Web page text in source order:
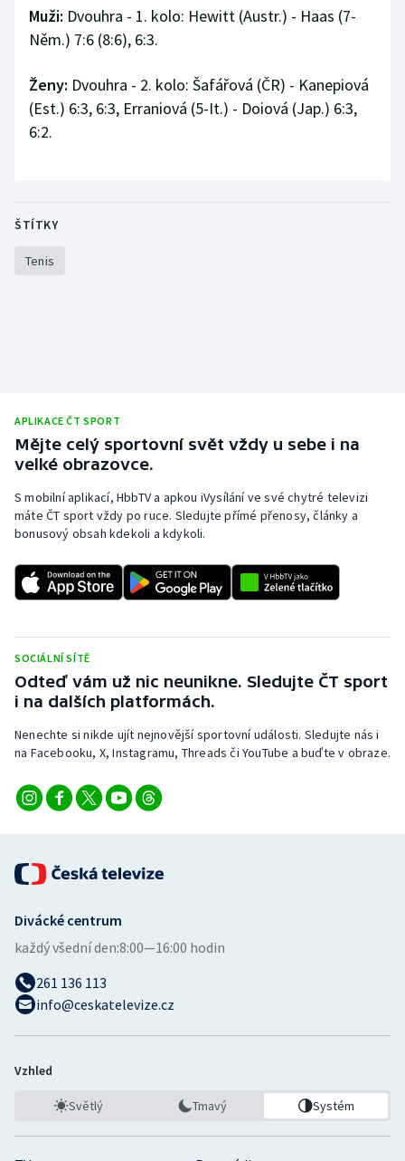
Parasport
Plážový volejbal
Rychlostní kanoistika
Veslování
Vodní slalom
Volejbal
Ostatní
Muži: Dvouhra - 1. kolo: Hewitt (Austr.) - Haas (7-
Něm.) 7:6 (8:6), 6:3.
Ženy: Dvouhra - 2. kolo: Šafářová (ČR) - Kanepiová
(Est.) 6:3, 6:3, Erraniová (5-It.) - Doiová (Jap.) 6:3,
6:2.
ŠTÍTKY
Tenis
APLIKACE ČT SPORT
Mějte celý sportovní svět vždy u sebe i na
velké obrazovce.
S mobilní aplikací, HbbTV a apkou iVysílání ve své chytré televizi
máte ČT sport vždy po ruce. Sledujte přímé přenosy, články a
bonusový obsah kdekoli a kdykoli.
SOCIÁLNÍ SÍTĚ
Odteď vám už nic neunikne. Sledujte ČT sport
i na dalších platformách.
Nenechte si nikde ujít nejnovější sportovní události. Sledujte nás i
na Facebooku, X, Instagramu, Threads či YouTube a buďte v obraze.
Divácké centrum
každý všední den:8:00—16:00 hodin
261 136 113
info@ceskatelevize.cz
Vzhled
Světlý Tmavý Systém